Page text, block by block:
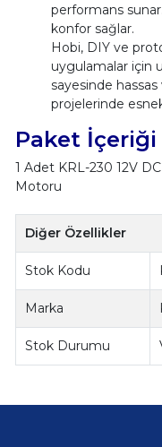
performans
konfor sağlar.
Hobi, DIY ve
uygulamalar için
sayesinde
projelerinde
Paket İçeriği
1 Adet KRL-230 12V
Motoru
Diğer Özellikler
Stok Kodu
Marka
Stok Durumu